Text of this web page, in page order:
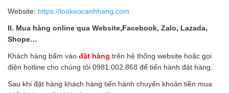
Website: https://loakeocanhhang.com
II. Mua hàng online qua Website,Facebook, Zalo, Lazada,
Shope…
Khách hàng bấm vào đặt hàng trên hệ thống website hoặc gọi
điện hotline cho chúng tôi 0981.002.868 để tiến hành đặt hàng.
Sau khi đặt hàng khách hàng tiến hành chuyển khoản tiền mua